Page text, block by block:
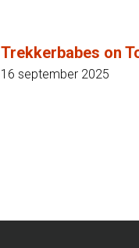
Trekkerbabes on
16 september 2025